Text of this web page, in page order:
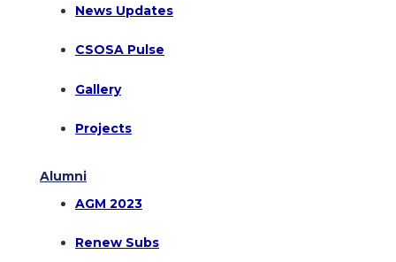
News Updates
CSOSA Pulse
Gallery
Projects
Alumni
AGM 2023
Renew Subs